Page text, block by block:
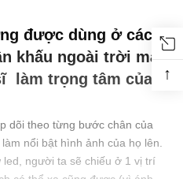
được dùng ở các
khấu ngoài trời mà
làm trọng tâm của
dõi theo từng bước chân của
nổi bật hình ảnh của họ lên.
người ta sẽ chiếu ở 1 vị trí
↑